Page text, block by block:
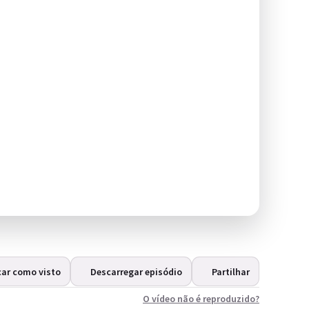
como visto Descarregar episódio Partilhar
O vídeo não é reproduzido?